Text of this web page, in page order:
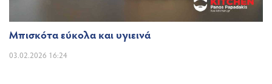
Μπισκότα εύκολα και υγιεινά
03.02.2026 16:24